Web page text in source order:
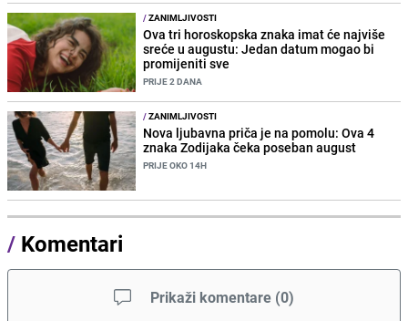
/ZANIMLJIVOSTI
Ova tri horoskopska znaka imat će najviše
sreće u augustu: Jedan datum mogao bi
promijeniti sve
PRIJE 2 DANA
/ZANIMLJIVOSTI
Nova ljubavna priča je na pomolu: Ova 4
znaka Zodijaka čeka poseban august
PRIJE OKO 14H
/ Komentari
Prikaži komentare (0)